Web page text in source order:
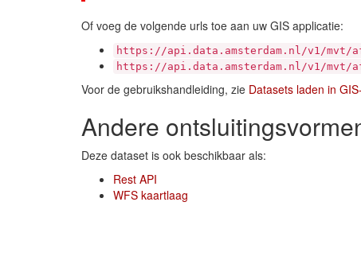
Of voeg de volgende urls toe aan uw GIS applicatie:
https://api.data.amsterdam.nl/v1/
https://api.data.amsterdam.nl/v1/
Voor de gebruikshandleiding, zie Datasets laden in
Andere
Deze dataset is ook beschikbaar als:
Rest API
WFS kaartlaag